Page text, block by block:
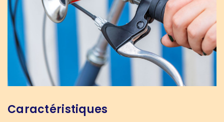
Caractéristiques